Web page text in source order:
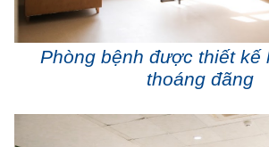
Phòng bệnh được thiết kế
thoáng đãng